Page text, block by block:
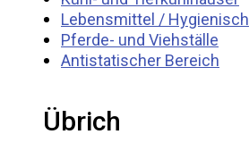
Lebensmittel / Hygienisch
Pferde- und Viehställe
Antistatischer Bereich
Übrich